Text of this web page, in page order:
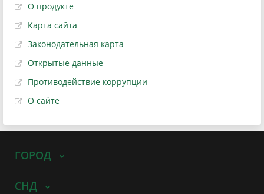
О продукте
Карта сайта
Законодательная карта
Открытые данные
Противодействие коррупции
О сайте
ГОРОД
СНД